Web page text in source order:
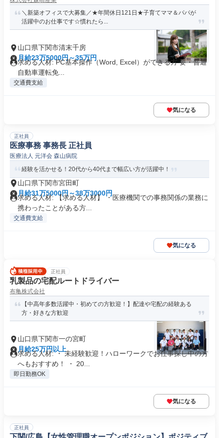
＼新築オフィスで大募集／★年間休日121日★子育てママ＆パパが
活躍中のお仕事です☆慣れたら...
山口県下関市清末千房
月給23万5000円～35万円
求める人材: PC基本操作（Word, Excel）ができる方 要・普通
自動車運転免...
交通費支給
気になる
正社員
医療事務 事務長 正社員
医療法人 元洋会 森山病院
経験を活かせる！20代から40代まで幅広い方が活躍中！
山口県下関市宮田町
月給31万5000円～38万3000円
求める人材: 【求める人材】 ・医療機関での事務関係の業務に
携わったことがある方...
交通費支給
気になる
正社員
乳製品の宅配ルートドライバー
布亀株式会社
【中高年多数活躍中・初めての方歓迎！】配達や宅配の経験ある
方・好きな方歓迎
山口県下関市一の宮町
月給25万円以上
求める人材: ・ 未経験歓迎！ハローワークでお仕事探し中の方
へもおすすめ！ ・ 20...
即日勤務OK
気になる
正社員